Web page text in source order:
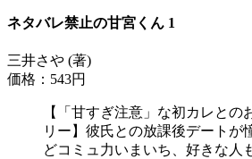
ネタバレ禁止の甘宮くん 1
三井さや (著)
価格：543円
【「甘すぎ注意」な初カレとの
リー】彼氏との放課後デートが
どコミュ力いまいち、好きな人